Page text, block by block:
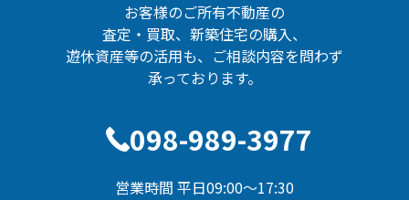
お客様のご所有不動産の
査定・買取、新築住宅の購入、
遊休資産等の活用も、ご相談内容を問わず
承っております。
098-989-3977
営業時間 平日09:00～17:30